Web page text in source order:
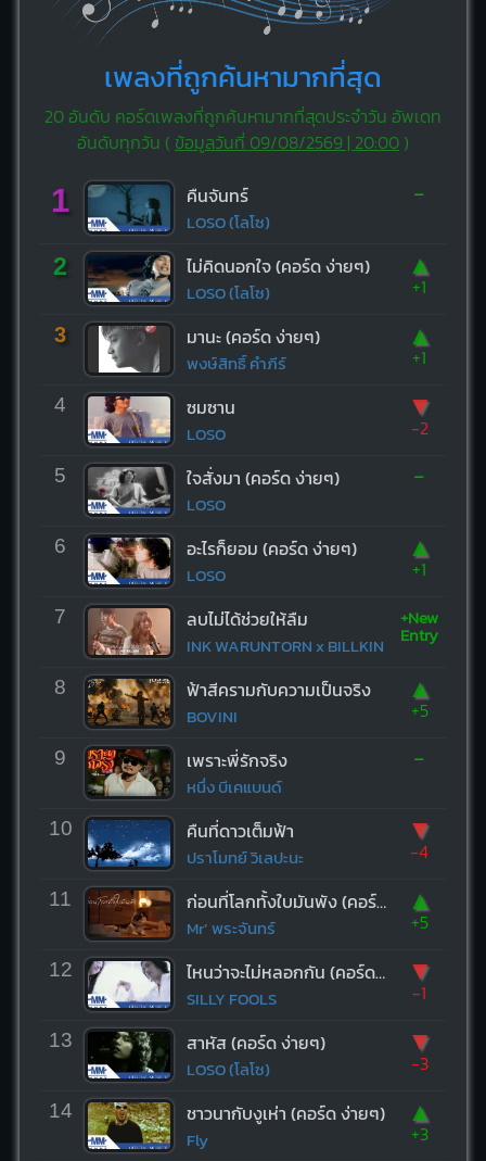
เพลงที่ถูกค้นหามากที่สุด
20 อันดับ คอร์ดเพลงที่ถูกค้นหามากที่สุดประจำวัน อัพเดท
อันดับทุกวัน ( ข้อมูลวันที่ 09/08/2569 | 20:00)
1 คืนจันทร์
LOSO (โลโซ)
-
2 ไม่คิดนอกใจ (คอร์ด ง่ายๆ)
LOSO (โลโซ)
▲
+1
3 มานะ (คอร์ด ง่ายๆ)
พงษ์สิทธิ์ คำภีร์
▲
+1
4 ซมซาน
LOSO
▼
-2
5 ใจสั่งมา (คอร์ด ง่ายๆ)
LOSO
-
6 อะไรก็ยอม (คอร์ด ง่ายๆ)
LOSO
▲
+1
7 ลบไม่ได้ช่วยให้ลืม
INK WARUNTORN x BILLKIN
+New
Entry
8 ฟ้าสีครามกับความเป็นจริง
BOVINI
▲
+5
9 เพราะพี่รักจริง
หนึ่ง บีเคแบนด์
-
10 คืนที่ดาวเต็มฟ้า
ปราโมทย์ วิเลปะนะ
▼
-4
11 ก่อนที่โลกทั้งใบมันพัง (คอร์ด ง่ายๆ)
Mr’ พระจันทร์
▲
+5
12 ไหนว่าจะไม่หลอกกัน (คอร์ด ง่ายๆ)
SILLY FOOLS
▼
-1
13 สาหัส (คอร์ด ง่ายๆ)
LOSO (โลโซ)
▼
-3
14 ชาวนากับงูเห่า (คอร์ด ง่ายๆ)
Fly
▲
+3